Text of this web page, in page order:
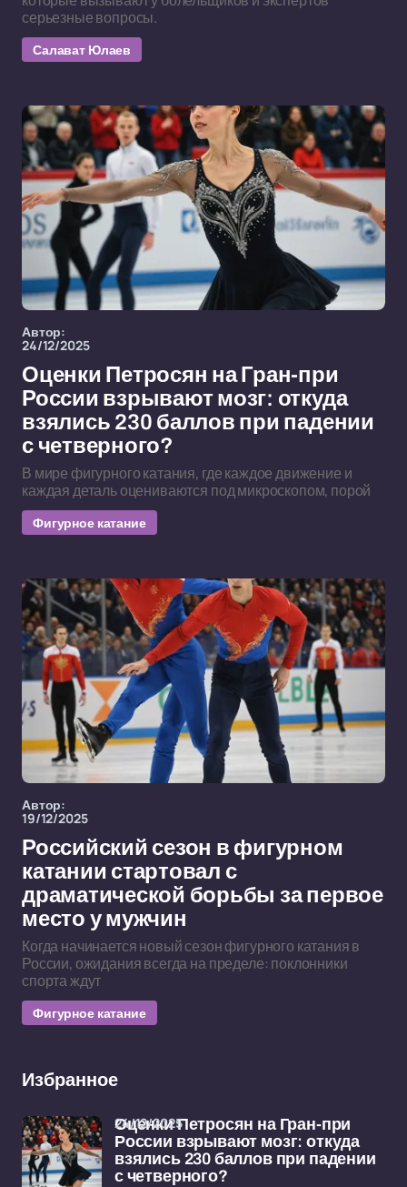
серьезные вопросы.
Салават Юлаев
Автор:
24/12/2025
Оценки Петросян на Гран-при
России взрывают мозг: откуда
взялись 230 баллов при падении
с четверного?
В мире фигурного катания, где каждое движение и
каждая деталь оцениваются под микроскопом, порой
Фигурное катание
Автор:
19/12/2025
Российский сезон в фигурном
катании стартовал с
драматической борьбы за первое
место у мужчин
Когда начинается новый сезон фигурного катания в
России, ожидания всегда на пределе: поклонники
спорта ждут
Фигурное катание
Избранное
Оценки Петросян на Гран-при
России взрывают мозг: откуда
взялись 230 баллов при падении
с четверного?
24/12/2025